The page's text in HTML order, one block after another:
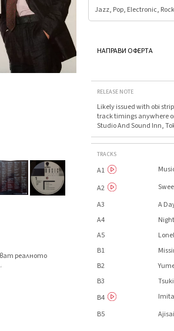
реалното
Jazz, Pop, Electronic,
НАПРАВИ ОФЕРТА
RELEASE NOTE
Likely issued with obi
track timings anywhere
Studio And Sound Inn,
TRACKS
A1
A2
A3
A
A4
A5
B1
B2
B3
B4
B5
Ajisai